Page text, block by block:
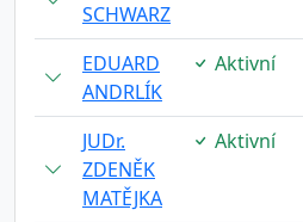
SCHWARZ
EDUARD
ANDRLÍK
Aktivní
JUDr.
ZDENĚK
MATĚJKA
Aktivní